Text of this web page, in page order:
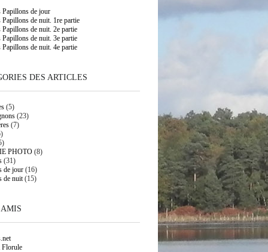
Papillons de jour
Papillons de nuit. 1re partie
Papillons de nuit. 2e partie
Papillons de nuit. 3e partie
Papillons de nuit. 4e partie
DES ARTICLES
(5)
(23)
(7)
PHOTO(8)
(31)
de jour(16)
de nuit(15)
Florule